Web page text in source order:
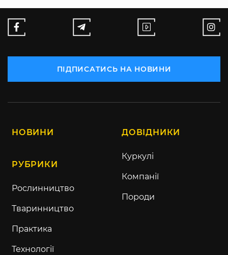
ПІДПИСАТИСЬ НА НОВИНИ
НОВИНИ
РУБРИКИ
Рослинництво
Тваринництво
Практика
Технології
ДОВІДНИКИ
Куркулі
Компанії
Породи